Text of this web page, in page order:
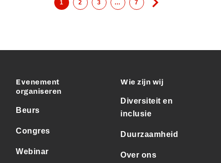
1 2 3 … 7
Evenement
organiseren
Beurs
Congres
Webinar
Wie zijn wij
Diversiteit en
inclusie
Duurzaamheid
Over ons